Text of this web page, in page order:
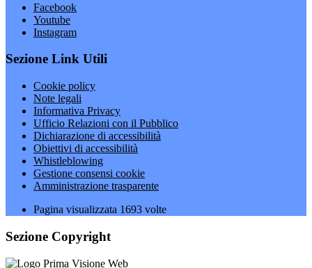
Facebook
Youtube
Instagram
Sezione Link Utili
Cookie policy
Note legali
Informativa Privacy
Ufficio Relazioni con il Pubblico
Dichiarazione di accessibilità
Obiettivi di accessibilità
Whistleblowing
Gestione consensi cookie
Amministrazione trasparente
Pagina visualizzata 1693 volte
Sezione Copyright